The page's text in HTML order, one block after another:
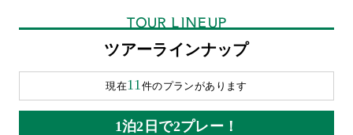
TOUR LINEUP
ツアーラインナップ
現在11 件のプランがあります
1泊2日で2プレー！